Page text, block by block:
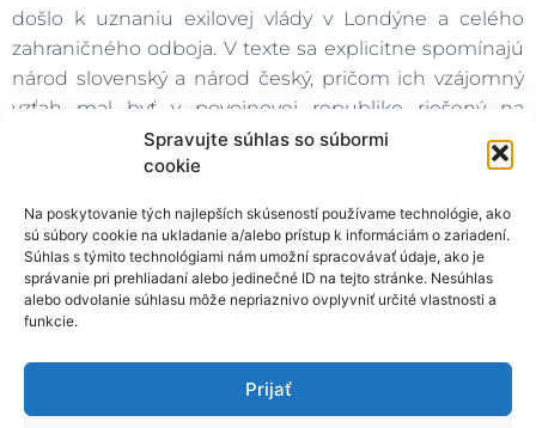
Spravujte súhlas so súbormi
cookie
Na poskytovanie tých najlepších skúseností používame technológie, ako
sú súbory cookie na ukladanie a/alebo prístup k informáciám o zariadení.
Súhlas s týmito technológiami nám umožní spracovávať údaje, ako je
správanie pri prehliadaní alebo jedinečné ID na tejto stránke. Nesúhlas
alebo odvolanie súhlasu môže nepriaznivo ovplyvniť určité vlastnosti a
funkcie.
Prijať
došlo k uznaniu exilovej vlády v Londýne a celého
zahraničného odboja. V texte sa explicitne spomínajú
národ slovenský a národ český, pričom ich vzájomný
vzťah mal byť v povojnovej republike riešený na
„rovný s rovným“. Z uvedenej formulácie de
facto vyplýva odmietnutie samotnej idey
sl.“a „Č-SR“zasa naznačoval zámer presadiť
autonómiu, respektíve federáciu. Spoločný štát sa mal
navyše v zahranično-politickej a vojenskej sfére opierať
najmä o Sovietsky zväz.
a komunistického svetonázoru. Uvedené je zrejmé
napríklad z nasledujúcej formulácie, podľa ktorej mal